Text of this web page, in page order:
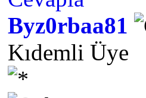
Byz0rbaa81
Kıdemli Üye